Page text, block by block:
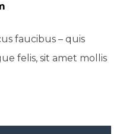
faucibus – quis
felis, sit amet mollis